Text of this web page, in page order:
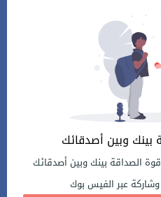
وبين أصدقائك
الصداقة بينك وبين أصدقائك
عبر الفيس بوك